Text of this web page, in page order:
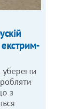
екстрим-
з